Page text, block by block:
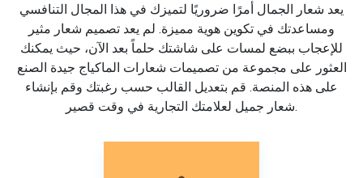
يعد شعار الجمال أمرًا ضروريًا لتميزك في هذا المجال التنافسي
ومساعدتك في تكوين هوية مميزة. لم يعد تصميم شعار مثير
للإعجاب ببضع لمسات على شاشتك حلماً بعد الآن، حيث يمكنك
العثور على مجموعة من تصميمات شعارات الماكياج جيدة الصنع
على هذه المنصة. قم بتعديل القالب حسب رغبتك وقم بإنشاء
شعار جميل لعلامتك التجارية في وقت قصير.